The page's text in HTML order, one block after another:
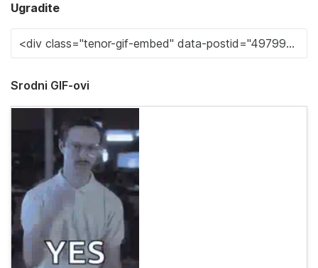
Ugradite
Srodni GIF-ovi